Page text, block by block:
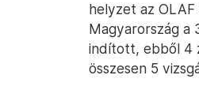
helyzet az
Magyarország a
indított, ebből 4
összesen 5